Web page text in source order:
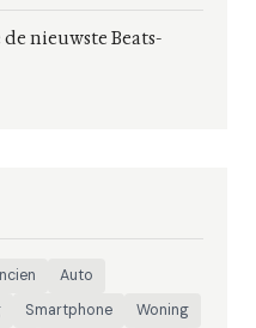
nieuwste Beats-
Auto
Smartphone
Woning